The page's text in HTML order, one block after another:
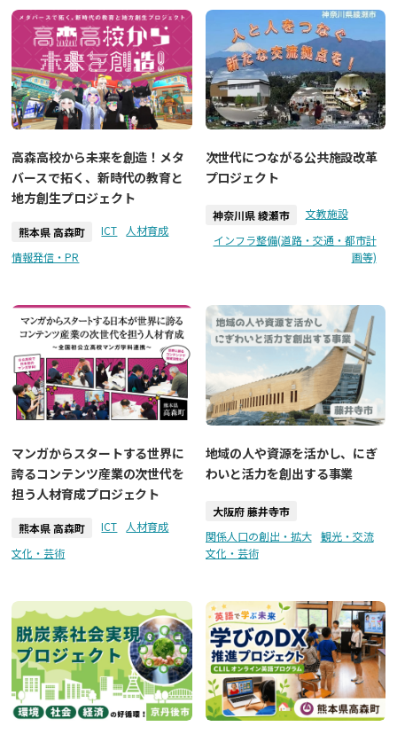
高森高校から未来を創造！メタ
バースで拓く、新時代の教育と
地方創生プロジェクト
熊本県 高森町 ICT
人材育成
情報発信・PR
次世代につながる公共施設改革
プロジェクト
神奈川県 綾瀬市
文教施設
インフラ整備(道路・交通・都市計
画等)
マンガからスタートする世界に
誇るコンテンツ産業の次世代を
担う人材育成プロジェクト
熊本県 高森町 ICT
人材育成
文化・芸術
地域の人や資源を活かし、にぎ
わいと活力を創出する事業
大阪府 藤井寺市
関係人口の創出・拡大
観光・交流
文化・芸術